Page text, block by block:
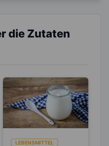
die Zutaten
LEBENSMITTEL